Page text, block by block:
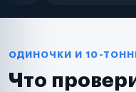
Таксопарки
Автодилеры
ОДИНОЧКИ И 10-
Что